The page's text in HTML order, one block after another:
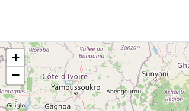
+
−